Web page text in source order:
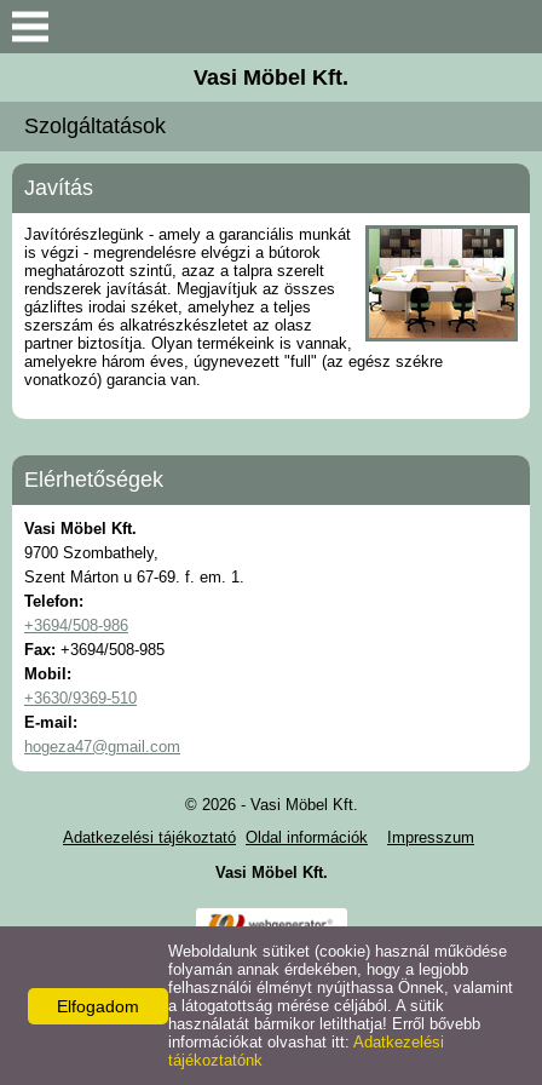
Bemutatkozás
Elérhetőségek
Szolgáltatások
Kereskedelem
Galéria
Vezetői bútorok
Dolgozói bútorok
Recepciós bútorok
Szekrények
Vasi Möbel Kft.
Szolgáltatások
Javítás
Javítórészlegünk - amely a garanciális munkát
is végzi - megrendelésre elvégzi a bútorok
meghatározott szintű, azaz a talpra szerelt
rendszerek javítását. Megjavítjuk az összes
gázliftes irodai széket, amelyhez a teljes
szerszám és alkatrészkészletet az olasz
partner biztosítja. Olyan termékeink is vannak,
amelyekre három éves, úgynevezett "full" (az egész székre
vonatkozó) garancia van.
Elérhetőségek
Vasi Möbel Kft.
9700 Szombathely,
Szent Márton u 67-69. f. em. 1.
Telefon:
+3694/508-986
Fax: +3694/508-985
Mobil:
+3630/9369-510
E-mail:
hogeza47@gmail.com
© 2026 - Vasi Möbel Kft.
Adatkezelési tájékoztató Oldal információk
Impresszum
Vasi Möbel Kft.
Elfogadom
Weboldalunk sütiket (cookie) használ működése
folyamán annak érdekében, hogy a legjobb
felhasználói élményt nyújthassa Önnek, valamint
a látogatottság mérése céljából. A sütik
használatát bármikor letilthatja! Erről bővebb
információkat olvashat itt: Adatkezelési
tájékoztatónk